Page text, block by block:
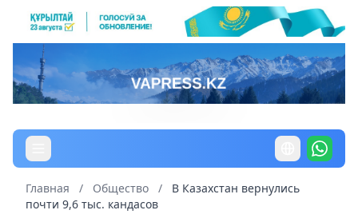
Главная / Общество /
В Казахстан вернулись
почти 9,6 тыс. кандасов